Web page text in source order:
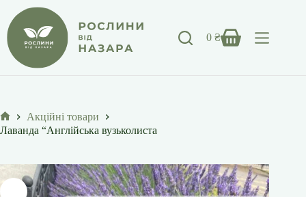
Перейти
вмісту
Кошик
0₴
Головна
Акційні товари
Лаванда “Англійська вузьколиста